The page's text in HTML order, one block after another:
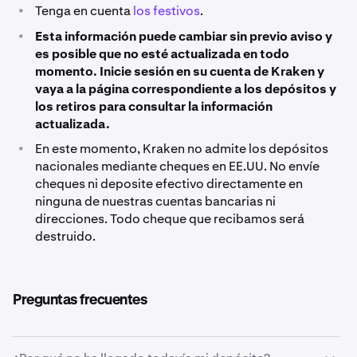
• Tenga en cuentalos festivos.
•
Esta información puede cambiar sin previo aviso y
es posible que no esté actualizada en todo
momento. Inicie sesión en su cuenta de Kraken y
vaya a la página correspondiente a los depósitos y
los retiros para consultar la información
actualizada.
•
En este momento, Kraken no admite los depósitos
nacionales mediante cheques en EE.UU. No envíe
cheques ni deposite efectivo directamente en
ninguna de nuestras cuentas bancarias ni
direcciones. Todo cheque que recibamos será
destruido.
Preguntas frecuentes